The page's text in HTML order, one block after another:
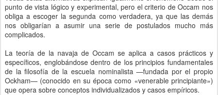
punto de vista lógico y experimental, pero el criterio de Occam nos
obliga a escoger la segunda como verdadera, ya que las demás
nos obligarían a asumir una serie de postulados mucho más
complicados.
La teoría de la navaja de Occam se aplica a casos prácticos y
específicos, englobándose dentro de los principios fundamentales
de la filosofía de la escuela nominalista —fundada por el propio
Ockham— (conocido en su época como «venerable principiante»)
que opera sobre conceptos individualizados y casos empíricos.